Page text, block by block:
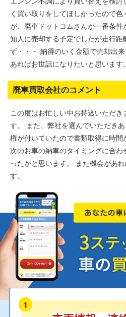
く買い取りをしてほしかったので
が、廃車ドットコムさんが一番条件
知人に売却する予定でしたが走行
ず・・・ 納得のいく金額で売却出
あればお世話になりたいと思います。
廃車買取会社のコメント
この度はお忙しい中お持込いただき
す。 また、弊社を選んでいただき
権が付いていたので書類取得に時間
次のお車の納車のタイミングに合
ったかと思います。 また機会があ
す。
1